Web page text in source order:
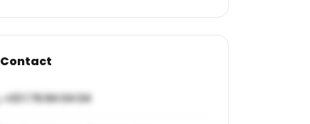
Contact
+33 1 76 84 04 04